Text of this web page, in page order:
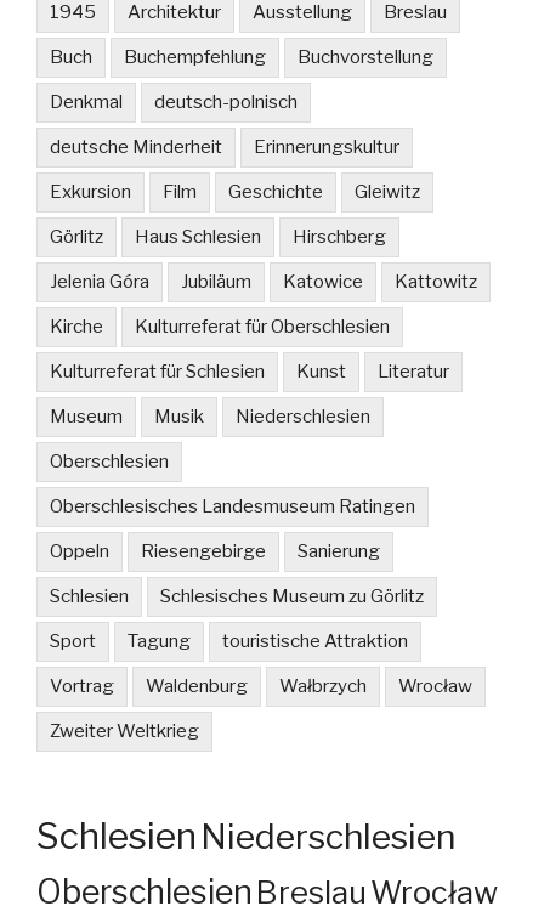
1945 Architektur Ausstellung Breslau
Buch Buchempfehlung Buchvorstellung
Denkmal deutsch-polnisch
deutsche Minderheit Erinnerungskultur
Exkursion Film Geschichte Gleiwitz
Görlitz Haus Schlesien Hirschberg
Jelenia Góra Jubiläum Katowice Kattowitz
Kirche Kulturreferat für Oberschlesien
Kulturreferat für Schlesien Kunst Literatur
Museum Musik Niederschlesien
Oberschlesien
Oberschlesisches Landesmuseum Ratingen
Oppeln Riesengebirge Sanierung
Schlesien Schlesisches Museum zu Görlitz
Sport Tagung touristische Attraktion
Vortrag Waldenburg Wałbrzych Wrocław
Zweiter Weltkrieg
Schlesien Niederschlesien
Oberschlesien Breslau Wrocław